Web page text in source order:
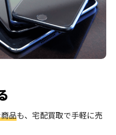
品も、宅配買取で手軽に売